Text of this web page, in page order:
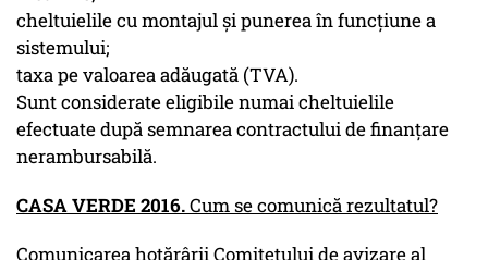
cheltuielile cu montajul şi punerea în funcţiune a
sistemului;
taxa pe valoarea adăugată (TVA).
Sunt considerate eligibile numai cheltuielile
efectuate după semnarea contractului de finanţare
nerambursabilă.
CASA VERDE 2016.Cum se comunică rezultatul?
Comunicarea hotărârii Comitetului de avizare al